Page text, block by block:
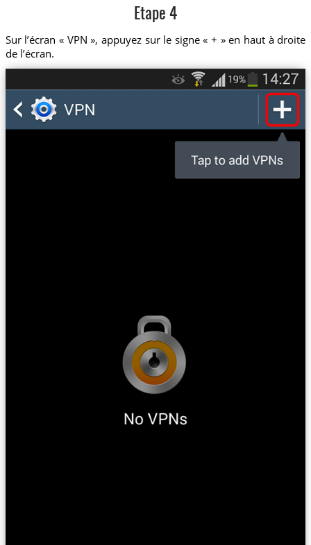
Etape 4
Sur l’écran « VPN », appuyez sur le signe « + » en haut à droite
de l’écran.